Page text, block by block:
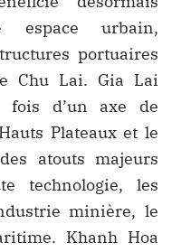
espace urbain,
portuaires
Chu Lai. Gia Lai
fois d’un axe de
Plateaux et le
atouts majeurs
technologie, les
minière, le
Khanh Hoa